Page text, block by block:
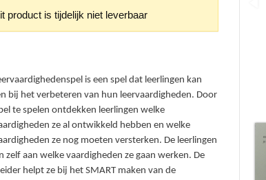
product is tijdelijk niet leverbaar
is een spel dat leerlingen kan
bij het verbeteren van hun leervaardigheden. Door
te spelen ontdekken leerlingen welke
ze al ontwikkeld hebben en welke
ze nog moeten versterken. De leerlingen
zelf aan welke vaardigheden ze gaan werken. De
helpt ze bij het SMART maken van de